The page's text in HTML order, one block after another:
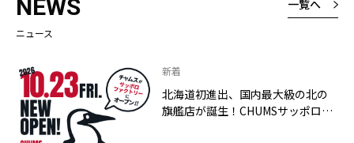
NEWS
ニュース
一覧へ
新着
北海道初進出、国内最大級の北の
旗艦店が誕生！CHUMSサッポロフ